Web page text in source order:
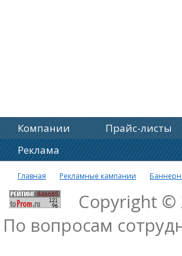
Компании Прайс-листы
Реклама
Главная Рекламные кампании
Copyright
По вопросам